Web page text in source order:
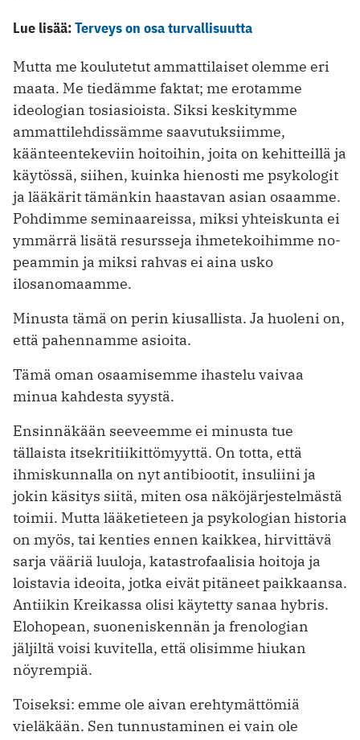
Lue lisää:Terveys on osa turvallisuutta
Mutta me koulutetut ammattilaiset olemme eri
maata. Me tiedämme faktat; me erotamme
ideologian tosiasioista. Siksi keskitymme
ammattilehdissämme saavutuksiimme,
käänteentekeviin hoitoihin, joita on kehitteillä ja
käytössä, siihen, kuinka hienosti me psykologit
ja lääkärit tämänkin haastavan asian osaamme.
Pohdimme seminaareissa, miksi yhteiskunta ei
ymmärrä lisätä resursseja ihmetekoihimme no­
peammin ja miksi rahvas ei aina usko
ilosanomaamme.
Minusta tämä on perin kiusallista. Ja huoleni on,
että pahennamme asioita.
Tämä oman osaamisemme ihastelu vaivaa
minua kahdesta syystä.
Ensinnäkään seeveemme ei minusta tue
tällaista itsekritiikit­tömyyttä. On totta, että
ihmiskunnalla on nyt antibiootit, insuliini ja
jokin käsitys siitä, miten osa näköjärjestelmästä
toimii. Mutta lääketieteen ja psykolo­gian historia
on myös, tai kenties ennen kaikkea, hirvittävä
sarja vääriä luuloja, katastrofaalisia hoitoja ja
loistavia ideoita, jotka eivät pitäneet paikkaansa.
Antiikin Kreikassa olisi käytetty sanaa hybris.
Elohopean, suoneniskennän ja frenologian
jäljiltä voisi kuvitella, että olisimme hiukan
nöyrempiä.
Toiseksi: emme ole aivan erehtymättömiä
vieläkään. Sen tunnustaminen ei vain ole